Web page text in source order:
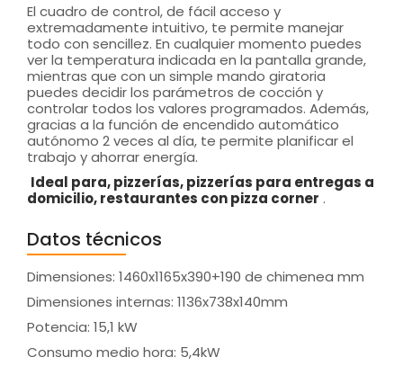
El cuadro de control, de fácil acceso y
extremadamente intuitivo, te permite manejar
todo con sencillez. En cualquier momento puedes
ver la temperatura indicada en la pantalla grande,
mientras que con un simple mando giratoria
puedes decidir los parámetros de cocción y
controlar todos los valores programados. Además,
gracias a la función de encendido automático
autónomo 2 veces al día, te permite planificar el
trabajo y ahorrar energía.
Ideal para, pizzerías, pizzerías para entregas a
domicilio, restaurantes con pizza corner .
Datos técnicos
Dimensiones: 1460x1165x390+190 de chimenea mm
Dimensiones internas: 1136x738x140mm
Potencia: 15,1 kW
Consumo medio hora: 5,4kW